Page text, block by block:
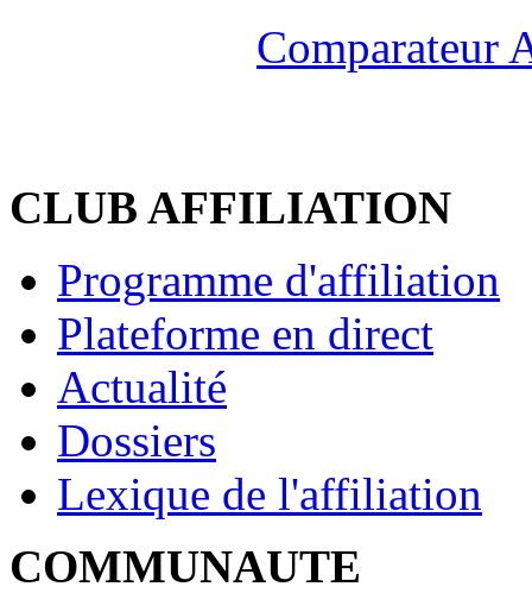
Comparateur
CLUB AFFILIATION
Programme d'affiliation
Plateforme en direct
Actualité
Dossiers
Lexique de l'affiliation
COMMUNAUTE